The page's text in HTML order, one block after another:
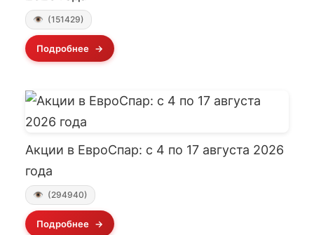
(151429)
Подробнее
Акции в ЕвроСпар: с 4 по 17 августа 2026
года
(294940)
Подробнее